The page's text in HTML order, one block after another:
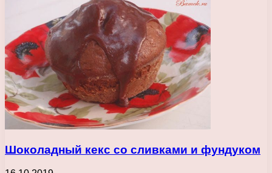
Шоколадный кекс со сливками и фундуком